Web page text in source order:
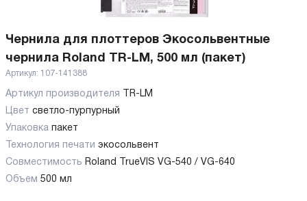
Чернила для плоттеров Экосольвентные
чернила Roland TR-LM, 500 мл (пакет)
Артикул: 107-141388
Артикул производителя
TR-LM
Цвет светло-пурпурный
Упаковка пакет
Технология печати экосольвент
Совместимость Roland TrueVIS VG-540 / VG-640
Объем 500 мл